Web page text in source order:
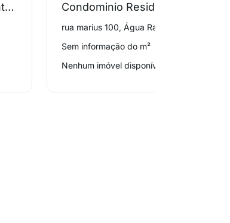
Edificio Residencial Santa Elisa
rua marius 100, Água Rasa
Sem informação do m²
Nenhum imóvel disponível